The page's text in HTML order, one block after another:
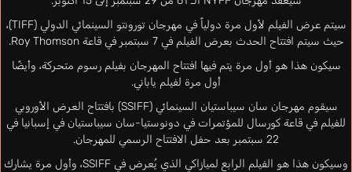
سيتم عرض الفيلم لأول مرة دولياً في مهرجان تورونتو السينمائي الدولي (TIFF)،
حيث سيتم افتتاح الحدث بعرض الفيلم في 7 سبتمبر في قاعة Roy Thomson.
سيكون هذا هو أول مرة يتم فيها افتتاح المهرجان بفيلم رسوم متحركة، وأيضًا
أول مرة لفيلم ياباني.
سيقوم مهرجان سان سيباستيان السينمائي (SSIFF) بافتتاح العرض الأوروبي
للفيلم في قاعة كورسال للمؤتمرات في دونوستيا-سان سيباستيان في إسبانيا في
22 سبتمبر بعد حفل الافتتاح الرسمي للمهرجان.
وسيكون هذا هو الفيلم الرابع لميازاكي الذي يُعرض في SSIFF، وأول مرة يشارك